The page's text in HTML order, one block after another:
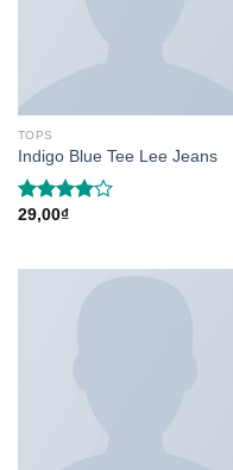
TOPS
Indigo Blue Tee Lee Jeans
Rated
29,00₫